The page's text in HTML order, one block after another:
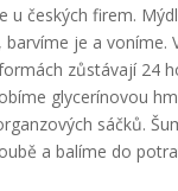
u českých firem.
barvíme je a voníme.
zůstávají 24
glycerínovou
sáčků.
a balíme do